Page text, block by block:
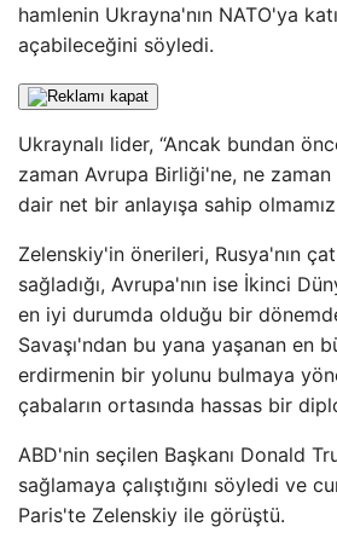
hamlenin Ukrayna'nın NATO'ya
açabileceğini söyledi.
Ukraynalı lider, “Ancak bundan
zaman Avrupa Birliği'ne, ne
dair net bir anlayışa sahip
Zelenskiy'in önerileri, Rusya'nın
sağladığı, Avrupa'nın ise İkinci
en iyi durumda olduğu bir
Savaşı'ndan bu yana yaşanan en
erdirmenin bir yolunu bulmaya
çabaların ortasında hassas bir
ABD'nin seçilen Başkanı Donald
sağlamaya çalıştığını söyledi ve
Paris'te Zelenskiy ile görüştü.